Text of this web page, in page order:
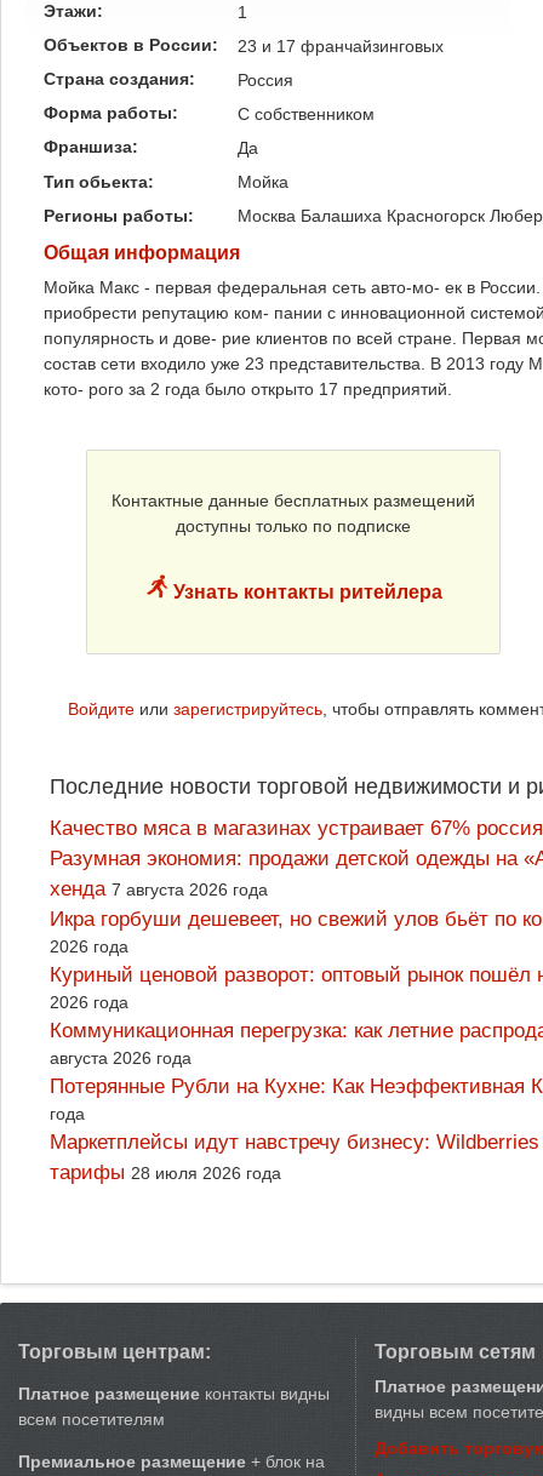
Этажи:
1
Объектов в России:
23 и 17 франчайзинговых
Страна создания:
Россия
Форма работы:
C собственником
Франшиза:
Да
Тип обьекта:
Мойка
Регионы работы:
Москва Балашиха Красногорск
Общая информация
Мойка Макс - первая федеральная сеть авто-мо- ек в
приобрести репутацию ком- пании с инновационной
популярность и дове- рие клиентов по всей стране. Первая
состав сети входило уже 23 представительства. В 2013
кото- рого за 2 года было открыто 17 предприятий.
Контактные данные бесплатных размещений
доступны только по подписке
Узнать контакты ритейлера
Войдите или зарегистрируйтесь, чтобы отправлять
Последние новости торговой недвижимости и
Качество мяса в магазинах устраивает 67%
Разумная экономия: продажи детской одежды на
хенда 7 августа 2026 года
Икра горбуши дешевеет, но свежий улов бьёт по
2026 года
Куриный ценовой разворот: оптовый рынок
2026 года
Коммуникационная перегрузка: как летние
августа 2026 года
Потерянные Рубли на Кухне: Как
года
Маркетплейсы идут навстречу бизнесу:
тарифы 28 июля 2026 года
Торговым центрам:
Платное размещение контакты видны
всем посетителям
Премиальное размещение + блок на
Торговым сетям
Платное
видны всем
Добавить